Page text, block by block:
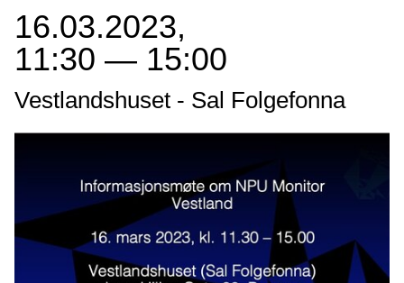
16.03.2023,
11:30 — 15:00
Vestlandshuset - Sal Folgefonna